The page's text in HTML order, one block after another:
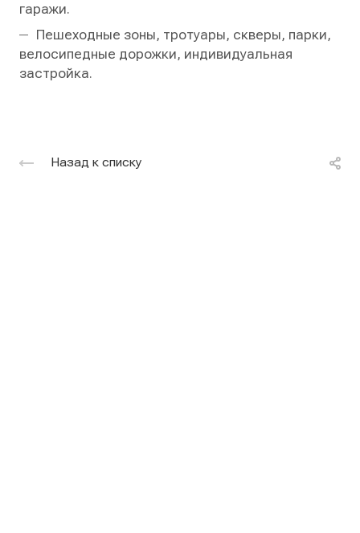
гаражи.
Пешеходные зоны, тротуары, скверы, парки,
велосипедные дорожки, индивидуальная
застройка.
Назад к списку